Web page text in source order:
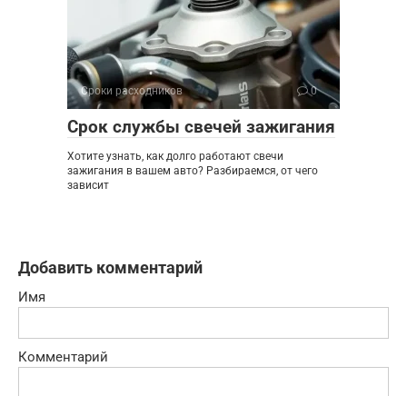
Сроки расходников 0
Срок службы свечей зажигания
Хотите узнать, как долго работают свечи
зажигания в вашем авто? Разбираемся, от чего
зависит
Добавить комментарий
Имя
Комментарий